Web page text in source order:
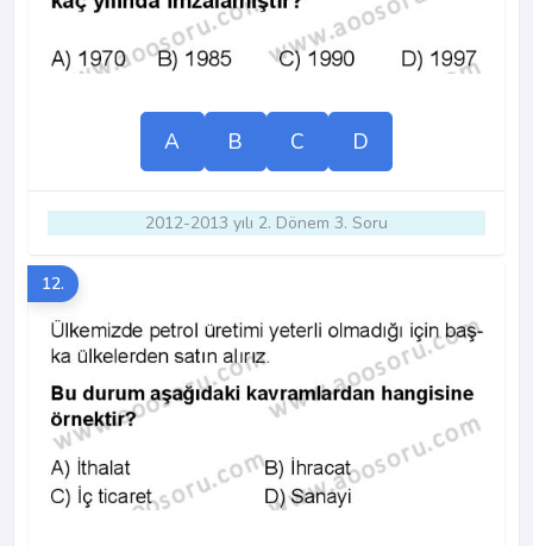
A B C D
2012-2013 yılı 2. Dönem 3. Soru
12.